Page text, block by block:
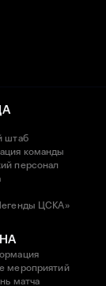
штаб
команды
персонал
ЦСКА»
мероприятий
матча